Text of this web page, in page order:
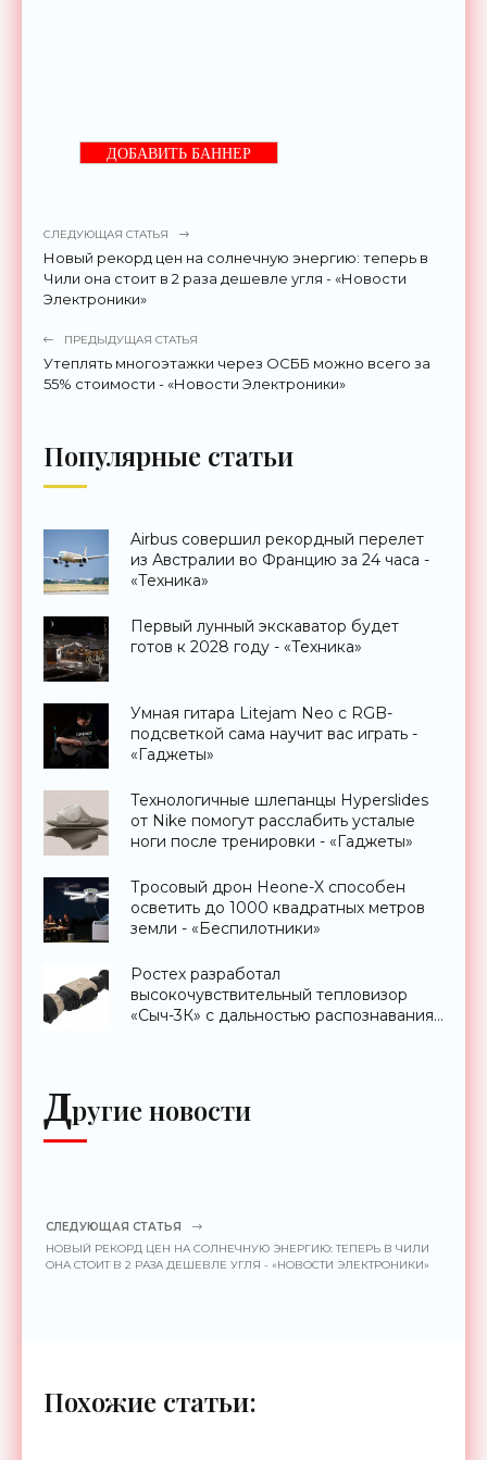
ДОБАВИТЬ БАННЕР
СЛЕДУЮЩАЯ СТАТЬЯ
Новый рекорд цен на солнечную энергию: теперь в
Чили она стоит в 2 раза дешевле угля - «Новости
Электроники»
ПРЕДЫДУЩАЯ СТАТЬЯ
Утеплять многоэтажки через ОСББ можно всего за
55% стоимости - «Новости Электроники»
Популярные статьи
Airbus совершил рекордный перелет
из Австралии во Францию за 24 часа -
«Техника»
Первый лунный экскаватор будет
готов к 2028 году - «Техника»
Умная гитара Litejam Neo с RGB-
подсветкой сама научит вас играть -
«Гаджеты»
Технологичные шлепанцы Hyperslides
от Nike помогут расслабить усталые
ноги после тренировки - «Гаджеты»
Тросовый дрон Heone-X способен
осветить до 1000 квадратных метров
земли - «Беспилотники»
Ростех разработал
высокочувствительный тепловизор
«Сыч-3К» с дальностью распознавания
Другие новости
СЛЕДУЮЩАЯ СТАТЬЯ
НОВЫЙ РЕКОРД ЦЕН НА СОЛНЕЧНУЮ ЭНЕРГИЮ: ТЕПЕРЬ В ЧИЛИ
ОНА СТОИТ В 2 РАЗА ДЕШЕВЛЕ УГЛЯ - «НОВОСТИ ЭЛЕКТРОНИКИ»
Похожие статьи: